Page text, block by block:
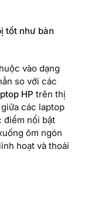
tốt như bàn
vào dạng
so với các
HP trên thị
các laptop
điểm nổi bật
ôm ngón
hoạt và thoải